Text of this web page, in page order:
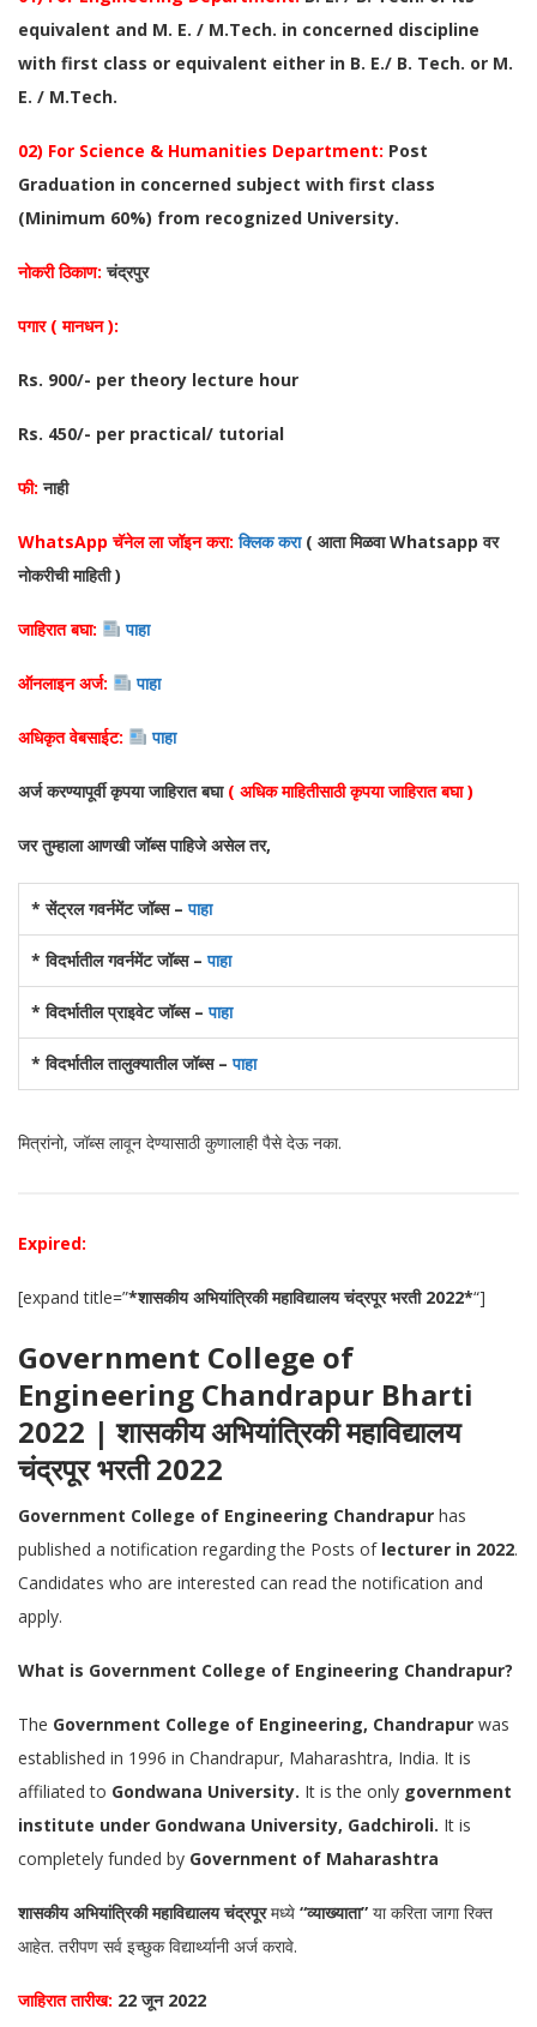
equivalent and M. E. / M.Tech. in concerned discipline
with first class or equivalent either in B. E./ B. Tech. or M.
E. / M.Tech.
02) For Science & Humanities Department: Post
Graduation in concerned subject with first class
(Minimum 60%) from recognized University.
नोकरी ठिकाण: चंद्रपुर
पगार ( मानधन ):
Rs. 900/- per theory lecture hour
Rs. 450/- per practical/ tutorial
फी: नाही
WhatsApp चॅनेल ला जॉइन करा: क्लिक करा ( आता मिळवा Whatsapp वर
नोकरीची माहिती )
जाहिरात बघा: पाहा
ऑनलाइन अर्ज: पाहा
अधिकृत वेबसाईट: पाहा
अर्ज करण्यापूर्वी कृपया जाहिरात बघा ( अधिक माहितीसाठी कृपया जाहिरात बघा )
जर तुम्हाला आणखी जॉब्स पाहिजे असेल तर,
* सेंट्रल गवर्नमेंट जॉब्स –पाहा
* विदर्भातील गवर्नमेंट जॉब्स –पाहा
* विदर्भातील प्राइवेट जॉब्स –पाहा
* विदर्भातील तालुक्यातील जॉब्स –पाहा
मित्रांनो, जॉब्स लावून देण्यासाठी कुणालाही पैसे देऊ नका.
Expired:
[expand title=”*शासकीय अभियांत्रिकी महाविद्यालय चंद्रपूर भरती 2022*“]
Government College of
Engineering Chandrapur Bharti
2022 | शासकीय अभियांत्रिकी महाविद्यालय
चंद्रपूर भरती 2022
Government College of Engineering Chandrapur has
published a notification regarding the Posts oflecturer in 2022.
Candidates who are interested can read the notification and
apply.
What is Government College of Engineering Chandrapur?
The Government College of Engineering, Chandrapur was
established in 1996 in Chandrapur, Maharashtra, India. It is
affiliated to Gondwana University. It is the only government
institute under Gondwana University, Gadchiroli. It is
completely funded by Government of Maharashtra
शासकीय अभियांत्रिकी महाविद्यालय चंद्रपूरमध्ये “व्याख्याता” या करिता जागा रिक्त
आहेत. तरीपण सर्व इच्छुक विद्यार्थ्यानी अर्ज करावे.
जाहिरात तारीख: 22 जून 2022